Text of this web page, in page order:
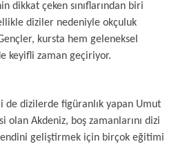
dikkat çeken sınıflarından biri
diziler nedeniyle okçuluk
kursta hem geleneksel
keyifli zaman geçiriyor.
de dizilerde figüranlık yapan Umut
olan Akdeniz, boş zamanlarını dizi
geliştirmek için birçok eğitimi